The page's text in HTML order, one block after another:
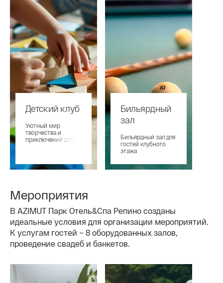
Детский клуб
Уютный мир
творчества и
приключений для
Бильярдный
зал
Бильярдный зал для
гостей клубного
этажа
Мероприятия
В AZIMUT Парк Отель&Спа Репино созданы
идеальные условия для организации мероприятий.
К услугам гостей – 8 оборудованных залов,
проведение свадеб и банкетов.